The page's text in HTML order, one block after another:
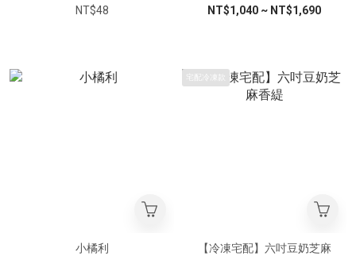
NT$48
NT$1,040 ~ NT$1,690
小橘利
宅配冷凍款
【冷凍宅配】六吋豆奶芝麻